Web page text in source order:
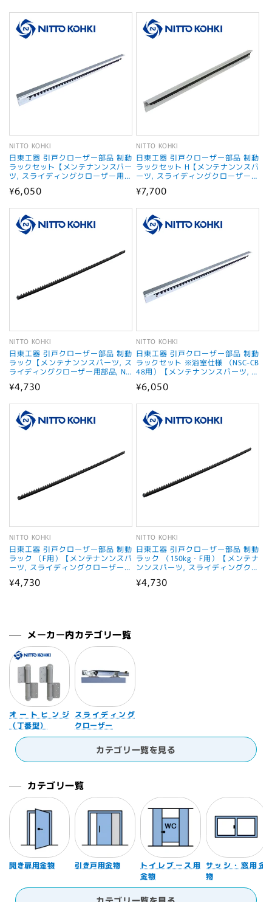
格
格
ビ
ー
販
売
元:
NITTO KOHKI
日東工器 引戸クローザー部品 制動
ラックセット【メンテナンンスパー
ツ, スライディングクローザー用部
通
常
価
格
¥6,050
販
売
元:
NITTO KOHKI
日東工器 引戸クローザー部品 制動
ラックセット H【メンテナンンスパ
ーツ, スライディングクローザー用
通
常
価
格
¥7,700
販
売
元:
NITTO KOHKI
日東工器 引戸クローザー部品 制動
ラック【メンテナンンスパーツ, ス
ライディングクローザー用部品, NIT
通
常
価
格
¥4,730
販
売
元:
NITTO KOHKI
日東工器 引戸クローザー部品 制動
ラックセット ※浴室仕様 （NSC-CB
48用）【メンテナンンスパーツ, ス
TO KOHKI】
通
常
価
格
¥6,050
販
売
元:
NITTO KOHKI
日東工器 引戸クローザー部品 制動
ラック （F用）【メンテナンンスパ
ーツ, スライディングクローザー用
通
¥4,730
販
売
元:
NITTO KOHKI
日東工器 引戸クローザー部品 制動
ラック （150kg・F用）【メンテナ
ンンスパーツ, スライディングクロ
通
¥4,730
メーカー内カテゴリ一覧
オートヒンジ
（丁番型）
スライディング
クローザー
カテゴリ一覧を見る
カテゴリ一覧
開き扉用金物 引き戸用金物
トイレブース用
金物
サッシ・窓用金
物